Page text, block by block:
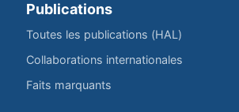
Publications
Toutes les publications (HAL)
Collaborations internationales
Faits marquants